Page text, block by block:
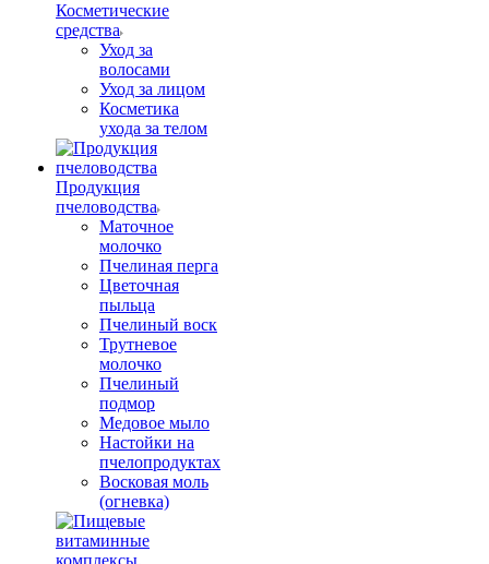
Косметические
средства
Уход за
волосами
Уход за лицом
Косметика
ухода за телом
Продукция
пчеловодства
Маточное
молочко
Пчелиная перга
Цветочная
пыльца
Пчелиный воск
Трутневое
молочко
Пчелиный
подмор
Медовое мыло
Настойки на
пчелопродуктах
Восковая моль
(огневка)